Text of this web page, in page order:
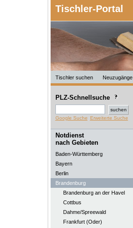
Tischler-Portal
Tischler suchen Neuzugänge
PLZ-Schnellsuche
Google Suche Erweiterte Suche
Notdienst
nach Gebieten
Baden-Württemberg
Bayern
Berlin
Brandenburg
Brandenburg an der Havel
Cottbus
Dahme/Spreewald
Frankfurt (Oder)